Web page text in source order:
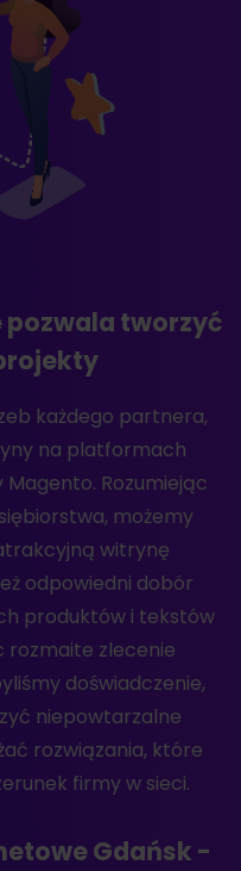
tworzyć
każdego partnera,
na platformach
Magento. Rozumiejąc
możemy
witrynę
odpowiedni dobór
produktów i tekstów
rozmaite zlecenie
doświadczenie,
niepowtarzalne
rozwiązania, które
firmy w sieci.
Gdańsk -